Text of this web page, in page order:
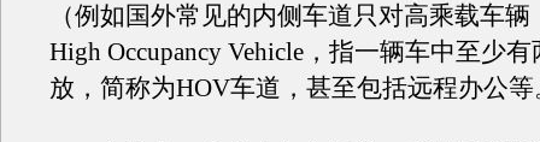
（例如国外常见的内侧车道只对高乘载车
High Occupancy Vehicle，指一辆车中至少
放，简称为HOV车道，甚至包括远程办公等